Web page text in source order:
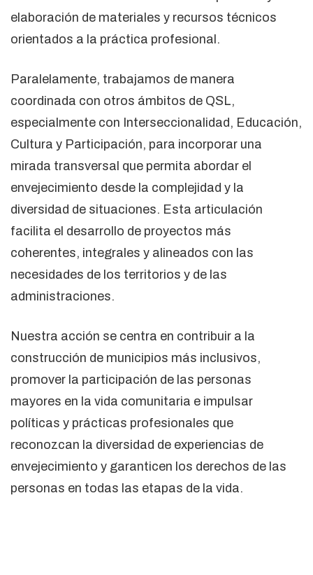
elaboración de materiales y recursos técnicos
orientados a la práctica profesional.
Paralelamente, trabajamos de manera
coordinada con otros ámbitos de QSL,
especialmente con Interseccionalidad, Educación,
Cultura y Participación, para incorporar una
mirada transversal que permita abordar el
envejecimiento desde la complejidad y la
diversidad de situaciones. Esta articulación
facilita el desarrollo de proyectos más
coherentes, integrales y alineados con las
necesidades de los territorios y de las
administraciones.
Nuestra acción se centra en contribuir a la
construcción de municipios más inclusivos,
promover la participación de las personas
mayores en la vida comunitaria e impulsar
políticas y prácticas profesionales que
reconozcan la diversidad de experiencias de
envejecimiento y garanticen los derechos de las
personas en todas las etapas de la vida.